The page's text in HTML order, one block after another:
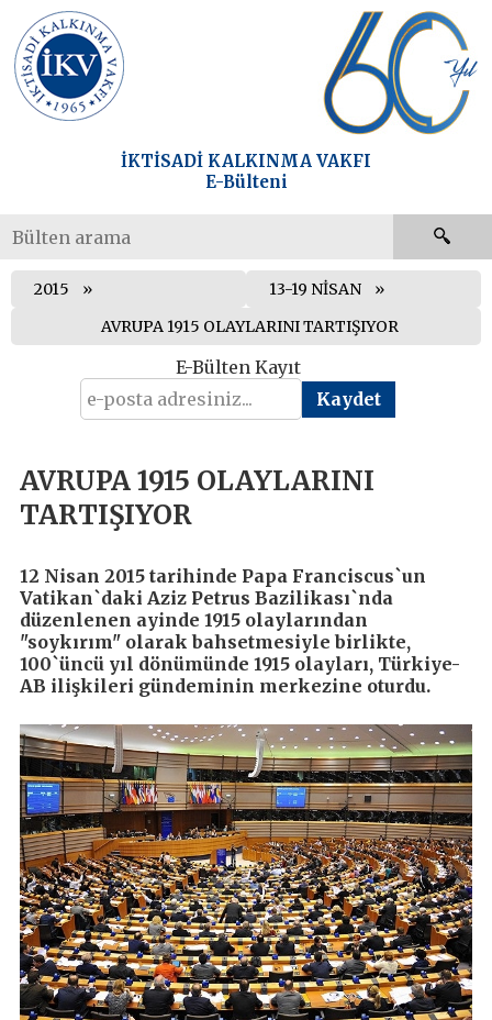
İKTİSADİ KALKINMA VAKFI
E-Bülteni
2015
13-19 NİSAN
AVRUPA 1915 OLAYLARINI TARTIŞIYOR
E-Bülten Kayıt
AVRUPA 1915 OLAYLARINI
TARTIŞIYOR
12 Nisan 2015 tarihinde Papa Franciscus`un
Vatikan`daki Aziz Petrus Bazilikası`nda
düzenlenen ayinde 1915 olaylarından
"soykırım" olarak bahsetmesiyle birlikte,
100`üncü yıl dönümünde 1915 olayları, Türkiye-
AB ilişkileri gündeminin merkezine oturdu.